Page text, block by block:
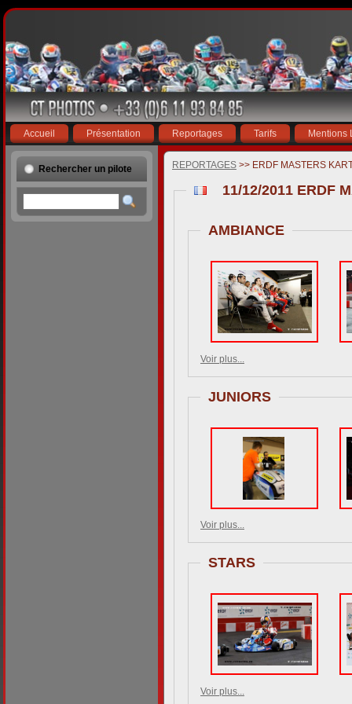
Accueil Présentation Reportages Tarifs Mentions
Rechercher un pilote REPORTAGES >> ERDF MASTERS
11/12/2011 ERDF
AMBIANCE
Voir plus...
JUNIORS
Voir plus...
STARS
Voir plus...